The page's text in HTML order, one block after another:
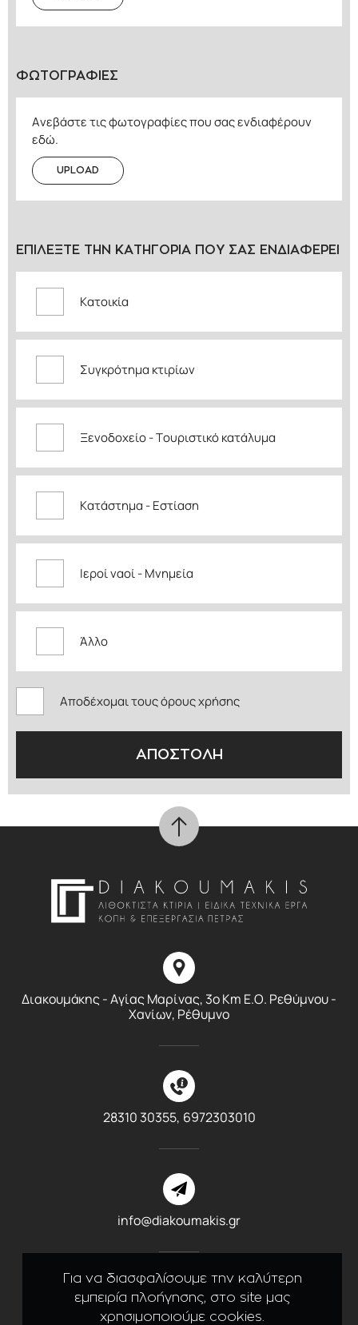
Για να διασφαλίσουμε την καλύτερη
εμπειρία πλοήγησης, στο site μας
χρησιμοποιούμε cookies.
ΦΩΤΟΓΡΑΦΙΕΣ
Ανεβάστε τις φωτογραφίες που σας ενδιαφέρουν
εδώ.
UPLOAD
ΕΠΙΛΕΞΤΕ ΤΗΝ ΚΑΤΗΓΟΡΙΑ ΠΟΥ ΣΑΣ ΕΝΔΙΑΦΕΡΕΙ
Κατοικία
Συγκρότημα κτιρίων
Ξενοδοχείο - Τουριστικό κατάλυμα
Κατάστημα - Εστίαση
Ιεροί ναοί - Μνημεία
Άλλο
Αποδέχομαι τους όρους χρήσης
Διακουμάκης - Αγίας Μαρίνας, 3ο Km E.O. Ρεθύμνου -
Χανίων, Ρέθυμνο
28310 30355, 6972303010
info@diakoumakis.gr